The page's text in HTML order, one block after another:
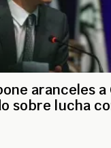
aranceles a
sobre lucha